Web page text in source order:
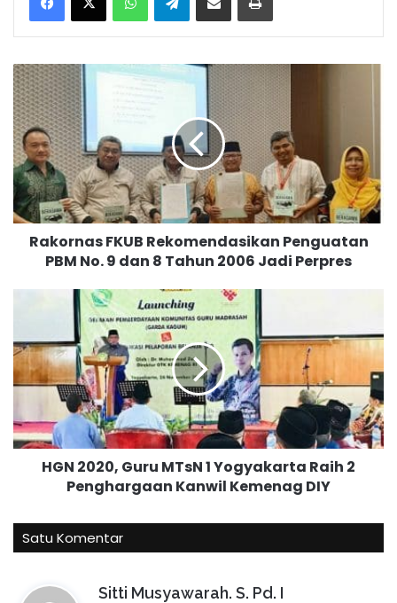
Rakornas
FKUB
Rekomendasikan
Penguatan
PBM
No.
9
dan
8
Tahun
Rakornas FKUB Rekomendasikan Penguatan
PBM No. 9 dan 8 Tahun 2006 Jadi Perpres
MTsN
1
Yogyakarta
2
Penghargaan
KanwilHGN 2020, Guru MTsN 1 Yogyakarta Raih 2
Penghargaan Kanwil Kemenag DIY
Satu Komentar
Sitti Musyawarah. S. Pd. I